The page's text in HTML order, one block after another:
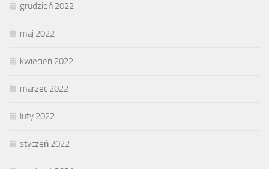
grudzień 2022
maj 2022
kwiecień 2022
marzec 2022
luty 2022
styczeń 2022